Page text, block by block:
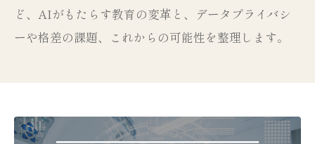
ど、AIがもたらす教育の変革と、データプライバシ
ーや格差の課題、これからの可能性を整理します。